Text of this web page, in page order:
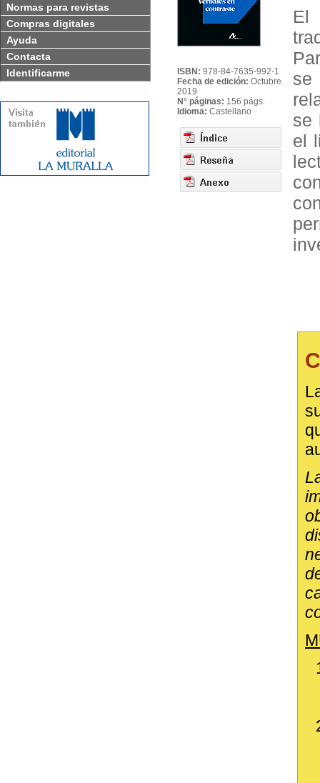
Normas para revistas
Compras digitales
Ayuda
Contacta
Identificarme
ISBN: 978-84-7635-992-1
Fecha de edición: Octubre
2019
N° páginas: 156 págs.
Idioma: Castellano
El
se
se
el